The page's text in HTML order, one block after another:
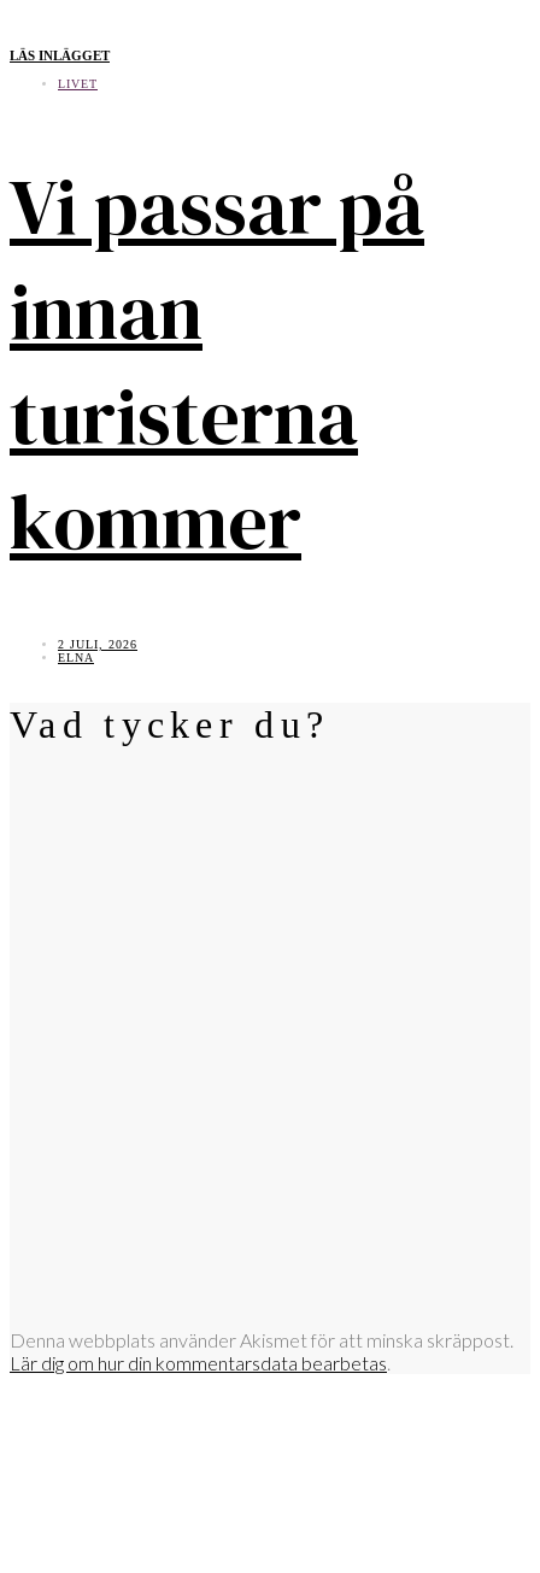
LÄS INLÄGGET
LIVET
Vi passar på
innan
turisterna
kommer
2 JULI, 2026
ELNA
Vad tycker du?
Denna webbplats använder Akismet för att minska skräppost.
Lär dig om hur din kommentarsdata bearbetas.